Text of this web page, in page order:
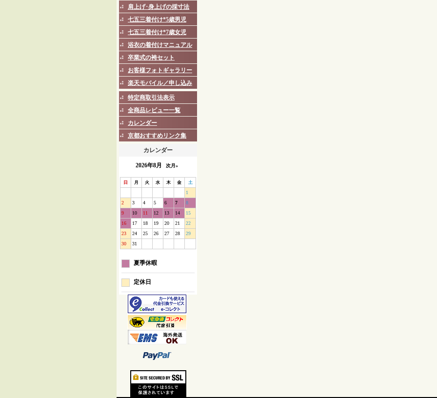
肩上げ･身上げの採寸法
七五三着付け*5歳男児
七五三着付け*7歳女児
浴衣の着付けマニュアル
卒業式の袴セット
お客様フォトギャラリー
楽天モバイル／申し込み
特定商取引法表示
全商品レビュー一覧
カレンダー
京都おすすめリンク集
カレンダー
2026年8月 次月»
日 月 火 水 木 金 土
1
2
3 4 5 6 7
8
9
10 11 12 13 14
15
16
17 18 19 20 21
22
23
24 25 26 27 28
29
30
31
夏季休暇
定休日